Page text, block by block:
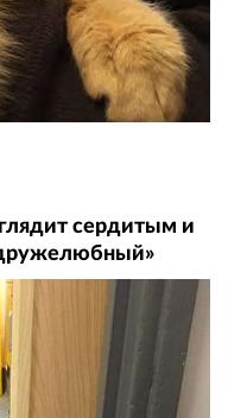
сердитым и